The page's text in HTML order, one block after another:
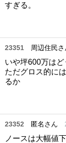
すぎる。
23351 周辺住民さ
いや坪600万はど
ただグロス的に
るか
23352 匿名さん
ノースは大幅値